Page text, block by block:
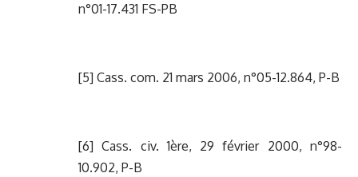
n°01-17.431 FS-PB
[5] Cass. com. 21 mars 2006, n°05-12.864, P-B
[6] Cass. civ. 1ère, 29 février 2000, n°98-
10.902, P-B